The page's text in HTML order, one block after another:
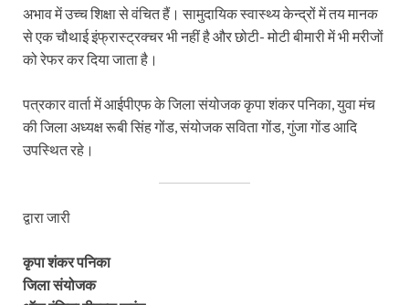
अभाव में उच्च शिक्षा से वंचित हैं। सामुदायिक स्वास्थ्य केन्द्रों में तय मानक
से एक चौथाई इंफ्रास्ट्रक्चर भी नहीं है और छोटी- मोटी बीमारी में भी मरीजों
को रेफर कर दिया जाता है।
पत्रकार वार्ता में आईपीएफ के जिला संयोजक कृपा शंकर पनिका, युवा मंच
की जिला अध्यक्ष रूबी सिंह गोंड, संयोजक सविता गोंड, गुंजा गोंड आदि
उपस्थित रहे।
द्वारा जारी
कृपा शंकर पनिका
जिला संयोजक